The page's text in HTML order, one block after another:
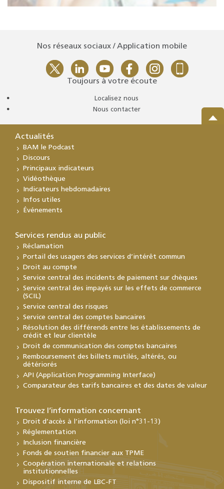
Nos réseaux sociaux / Application mobile
Toujours à votre écoute
Localisez nous
Nous contacter
Actualités
BAM le Podcast
Discours
Principaux indicateurs
Vidéothèque
Indicateurs hebdomadaires
Infos utiles
Événements
Services rendus au public
Réclamation
Portail des usagers des services d’intérêt commun
Droit au compte
Service central des incidents de paiement sur chèques
Service central des impayés sur les effets de commerce
(SCIL)
Service central des risques
Service central des comptes bancaires
Résolution des différends entre les établissements de
crédit et leur clientèle
Droit de communication des comptes bancaires
Remboursement des billets mutilés, altérés, ou
détériorés
API (Application Programming Interface)
Comparateur des tarifs bancaires et des dates de valeur
Trouvez l’information concernant
Droit d’accès à l’information (loi n°31-13)
Réglementation
Inclusion financière
Fonds de soutien financier aux TPME
Coopération internationale et relations
institutionnelles
Dispositif interne de LBC-FT